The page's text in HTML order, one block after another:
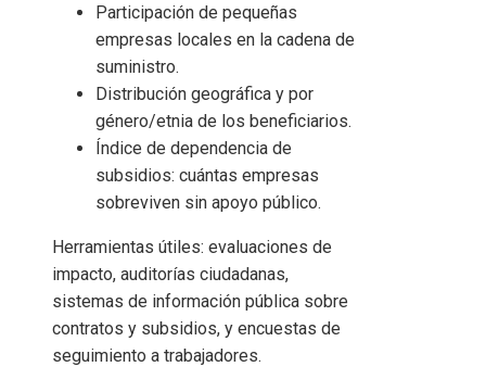
Participación de pequeñas
empresas locales en la cadena de
suministro.
Distribución geográfica y por
género/etnia de los beneficiarios.
Índice de dependencia de
subsidios: cuántas empresas
sobreviven sin apoyo público.
Herramientas útiles: evaluaciones de
impacto, auditorías ciudadanas,
sistemas de información pública sobre
contratos y subsidios, y encuestas de
seguimiento a trabajadores.